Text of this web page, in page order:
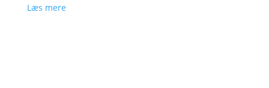
Læs mere